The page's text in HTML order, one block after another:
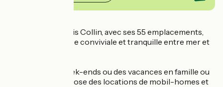
Le camping Le Bois Collin, avec ses 55 emplacements,
offre une ambiance conviviale et tranquille entre mer et
Idéal pour des week-ends ou des vacances en famille ou
entre amis, il propose des locations de mobil-homes et